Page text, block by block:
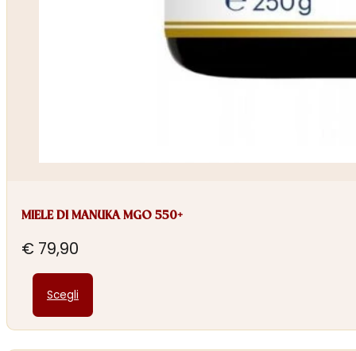
MIELE DI MANUKA MGO 550+
€ 79,90
Scegli
prodotto
ha